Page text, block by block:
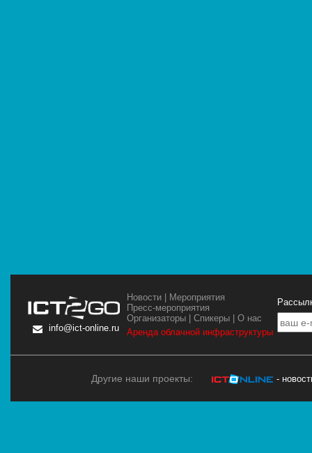
info@ict-online.ru
Новости
Мероприятия
Пресс-мероприятия
Организаторы |Спикеры |О нас
Аренда облачной инфраструктуры
Другие наши проекты: -